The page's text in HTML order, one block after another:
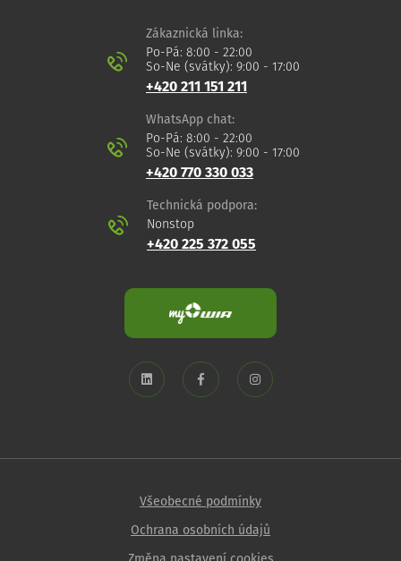
Zákaznická linka:
Po-Pá: 8:00 - 22:00
So-Ne (svátky): 9:00 - 17:00
+420 211 151 211
WhatsApp chat:
Po-Pá: 8:00 - 22:00
So-Ne (svátky): 9:00 - 17:00
+420 770 330 033
Technická podpora:
Nonstop
+420 225 372 055
Všeobecné podmínky
Ochrana osobních údajů